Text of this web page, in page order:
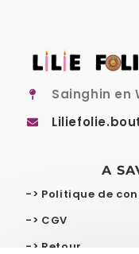
Sainghin en
A
-> Politique de
-> CGV
-> Retour